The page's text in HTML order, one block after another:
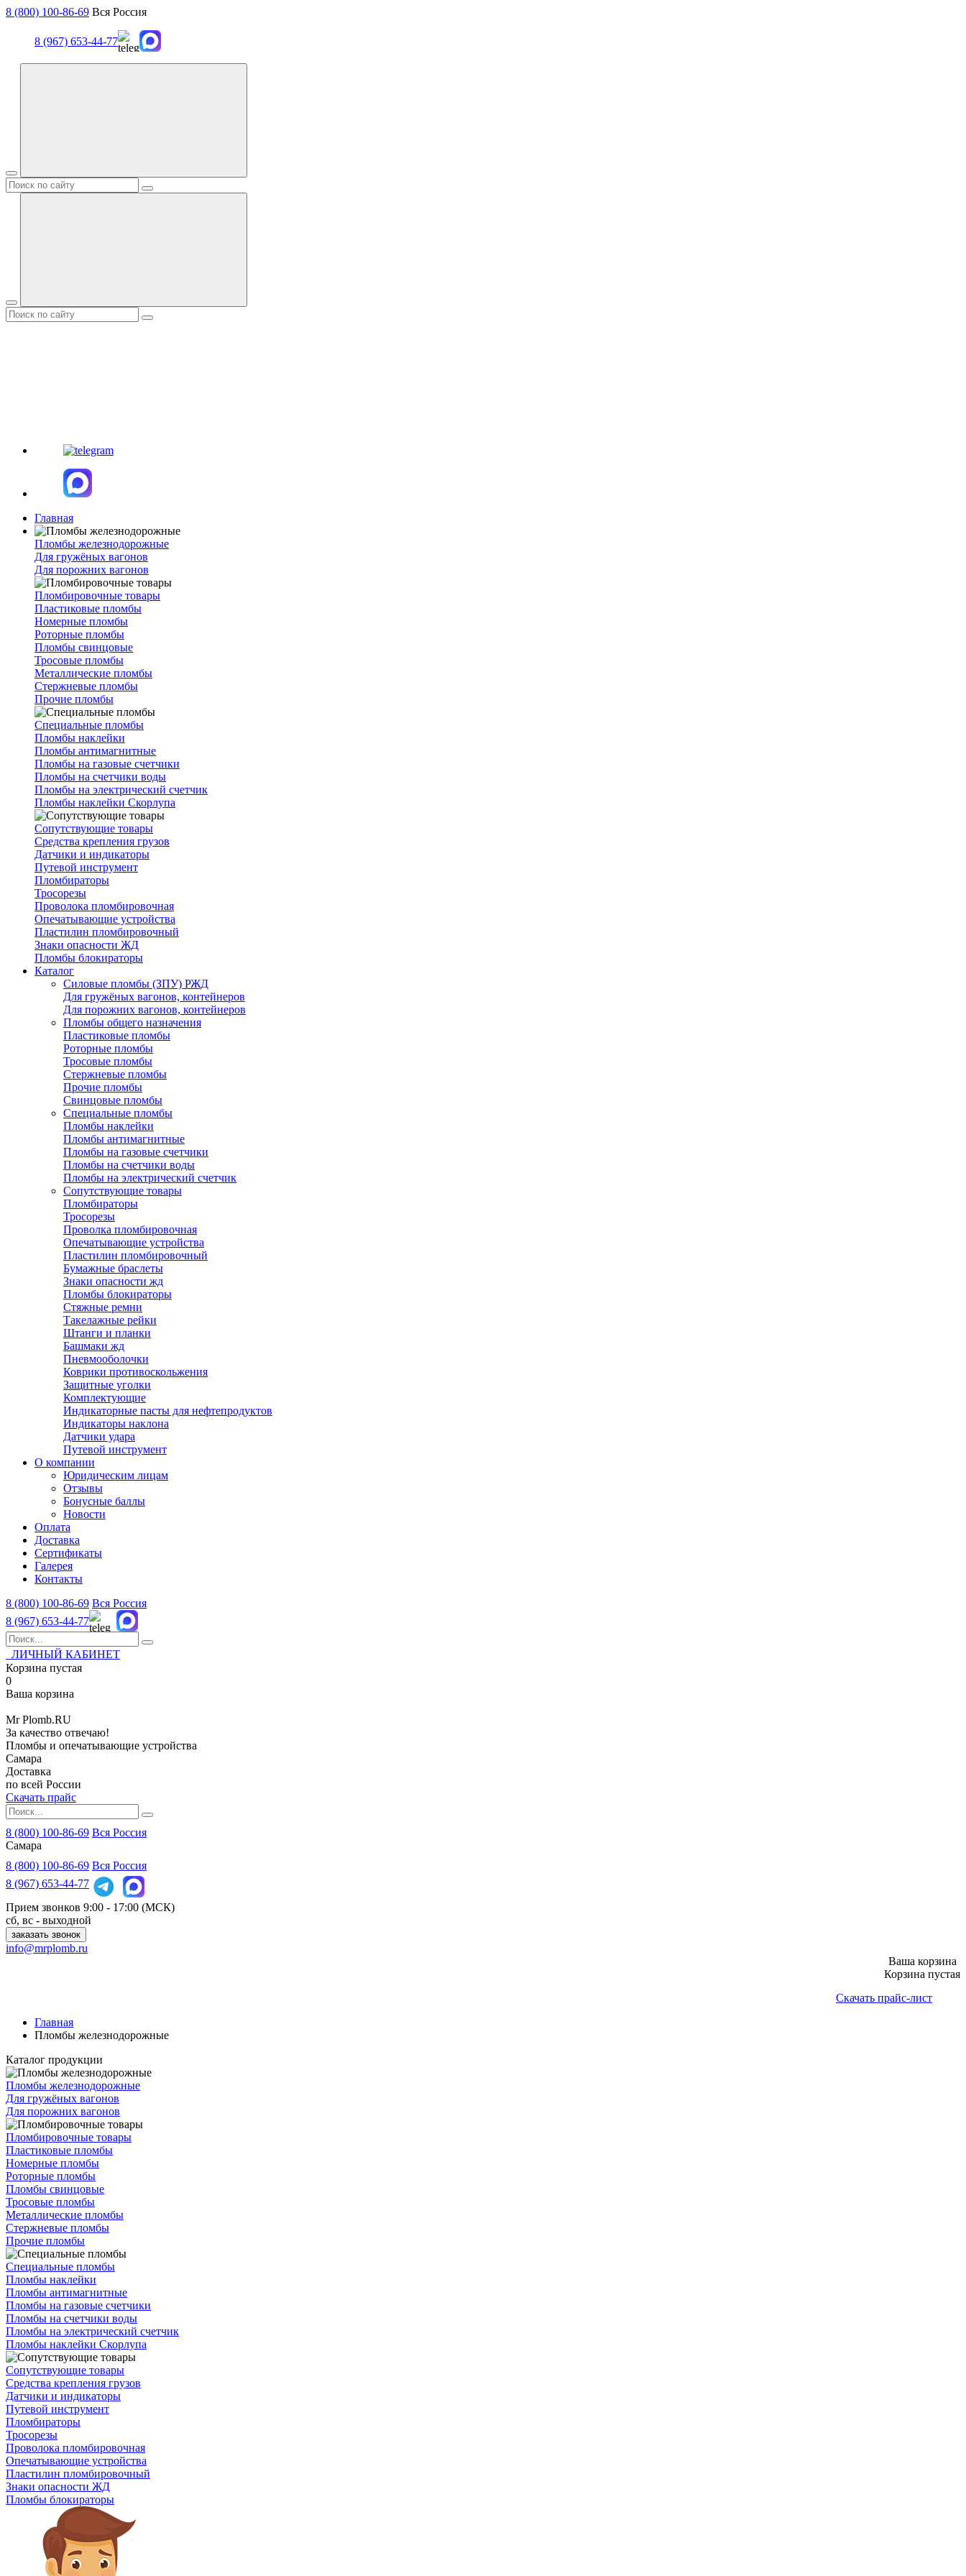
8 (800) 100-86-69 Вся Россия
8 (967) 653-44-77
Главная
Пломбы железнодорожные
Для гружёных вагонов
Для порожних вагонов
Пломбировочные товары
Пластиковые пломбы
Номерные пломбы
Роторные пломбы
Пломбы свинцовые
Тросовые пломбы
Металлические пломбы
Стержневые пломбы
Прочие пломбы
Специальные пломбы
Пломбы наклейки
Пломбы антимагнитные
Пломбы на газовые счетчики
Пломбы на счетчики воды
Пломбы на электрический счетчик
Пломбы наклейки Скорлупа
Сопутствующие товары
Средства крепления грузов
Датчики и индикаторы
Путевой инструмент
Пломбираторы
Тросорезы
Проволока пломбировочная
Опечатывающие устройства
Пластилин пломбировочный
Знаки опасности ЖД
Пломбы блокираторы
Каталог
Силовые пломбы (ЗПУ) РЖД
Для гружёных вагонов, контейнеров
Для порожних вагонов, контейнеров
Пломбы общего назначения
Пластиковые пломбы
Роторные пломбы
Тросовые пломбы
Стержневые пломбы
Прочие пломбы
Свинцовые пломбы
Специальные пломбы
Пломбы наклейки
Пломбы антимагнитные
Пломбы на газовые счетчики
Пломбы на счетчики воды
Пломбы на электрический счетчик
Сопутствующие товары
Пломбираторы
Тросорезы
Проволка пломбировочная
Опечатывающие устройства
Пластилин пломбировочный
Бумажные браслеты
Знаки опасности жд
Пломбы блокираторы
Стяжные ремни
Такелажные рейки
Штанги и планки
Башмаки жд
Пневмооболочки
Коврики противоскольжения
Защитные уголки
Комплектующие
Индикаторные пасты для нефтепродуктов
Индикаторы наклона
Датчики удара
Путевой инструмент
О компании
Юридическим лицам
Отзывы
Бонусные баллы
Новости
Оплата
Доставка
Сертификаты
Галерея
Контакты
8 (800) 100-86-69 Вся Россия
8 (967) 653-44-77
ЛИЧНЫЙ КАБИНЕТ
Корзина пустая
0
Ваша корзина
MrPlomb.RU
За качество отвечаю!
Пломбы и опечатывающие устройства
Самара
Доставка
по всей России
Скачать прайс
8 (800) 100-86-69 Вся Россия
Самара
8 (800) 100-86-69 Вся Россия
8 (967) 653-44-77
Прием звонков 9:00 - 17:00 (МСК)
сб, вс - выходной
заказать звонок
info@mrplomb.ru
Ваша корзина
Корзина пустая
Скачать прайс-лист
Главная
Пломбы железнодорожные
Каталог продукции
Пломбы железнодорожные
Для гружёных вагонов
Для порожних вагонов
Пломбировочные товары
Пластиковые пломбы
Номерные пломбы
Роторные пломбы
Пломбы свинцовые
Тросовые пломбы
Металлические пломбы
Стержневые пломбы
Прочие пломбы
Специальные пломбы
Пломбы наклейки
Пломбы антимагнитные
Пломбы на газовые счетчики
Пломбы на счетчики воды
Пломбы на электрический счетчик
Пломбы наклейки Скорлупа
Сопутствующие товары
Средства крепления грузов
Датчики и индикаторы
Путевой инструмент
Пломбираторы
Тросорезы
Проволока пломбировочная
Опечатывающие устройства
Пластилин пломбировочный
Знаки опасности ЖД
Пломбы блокираторы